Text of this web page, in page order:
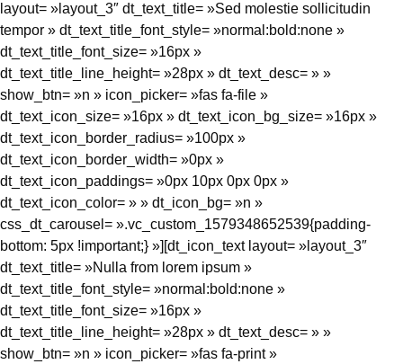
layout= »layout_3″ dt_text_title= »Sed molestie sollicitudin
tempor » dt_text_title_font_style= »normal:bold:none »
dt_text_title_font_size= »16px »
dt_text_title_line_height= »28px » dt_text_desc= » »
show_btn= »n » icon_picker= »fas fa-file »
dt_text_icon_size= »16px » dt_text_icon_bg_size= »16px »
dt_text_icon_border_radius= »100px »
dt_text_icon_border_width= »0px »
dt_text_icon_paddings= »0px 10px 0px 0px »
dt_text_icon_color= » » dt_icon_bg= »n »
css_dt_carousel= ».vc_custom_1579348652539{padding-
bottom: 5px !important;} »][dt_icon_text layout= »layout_3″
dt_text_title= »Nulla from lorem ipsum »
dt_text_title_font_style= »normal:bold:none »
dt_text_title_font_size= »16px »
dt_text_title_line_height= »28px » dt_text_desc= » »
show_btn= »n » icon_picker= »fas fa-print »